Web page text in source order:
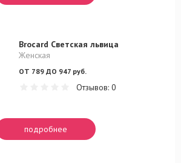
Brocard Светская львица
Женская
ОТ 789 ДО 947 руб.
Отзывов: 0
подробнее